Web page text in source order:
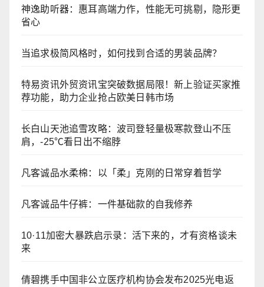
神逸助听器：惠耳高端力作，性能无可挑剔，隐形更
省心
当追求极简风格时，如何找到合适的男装品牌？
特易资讯外贸资讯宝突破数据局限！新上验证买家推
荐功能，助力企业抢占欧美日韩市场
长白山天池追雪攻略：波司登轻量极寒款登山不压
肩，-25℃看日出不缩脖
凡客诚品水柔棉：以「柔」克刚的日常穿着哲学
凡客诚品牛仔裤：一件基础款的自我修养
10·11加密大暴跌启示录：活下来的，才有资格谈未
来
倩碧携手中国非公立医疗机构协会发布2025光电返